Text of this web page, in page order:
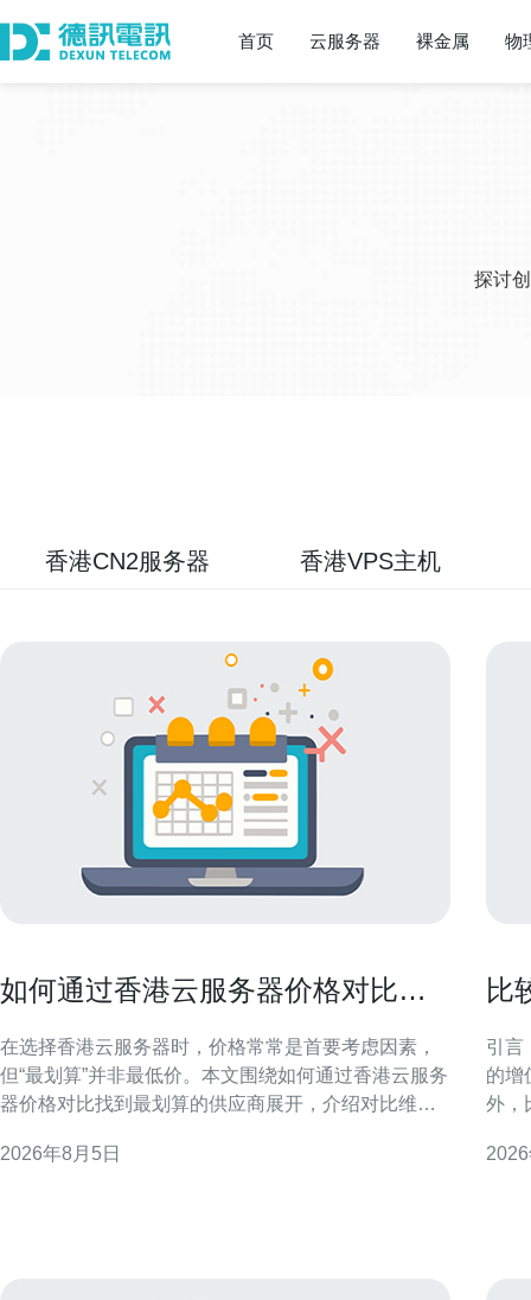
首页 云服务器 裸金属 物
探讨
香港CN2服务器 香港VPS主机
如何通过香港云服务器价格对比找
在选择香港云服务器时，价格常常是首要考虑因素，
但“最划算”并非最低价。本文围绕如何通过香港云服务
器价格对比找到最划算的供应商展开，介绍对比维
选择最优方案。 为什么要做香港云服务器价格对比 单
2026年8月5日
比
引言
的增
外，
梳理